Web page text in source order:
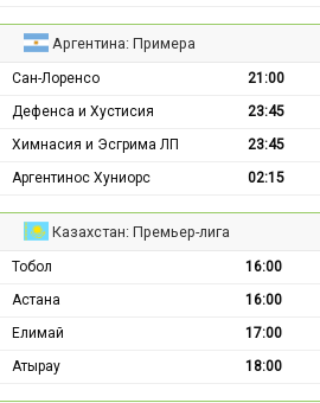
Аргентина: Примера
Сан-Лоренсо 21:00
Дефенса и Хустисия
23:45
Химнасия и Эсгрима ЛП
23:45
Аргентинос Хуниорс
02:15
Казахстан: Премьер-лига
Тобол 16:00
Астана
16:00
Елимай
17:00
Атырау
18:00